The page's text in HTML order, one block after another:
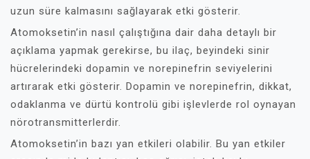
uzun süre kalmasını sağlayarak etki gösterir.
Atomoksetin’in nasıl çalıştığına dair daha detaylı bir
açıklama yapmak gerekirse, bu ilaç, beyindeki sinir
hücrelerindeki dopamin ve norepinefrin seviyelerini
artırarak etki gösterir. Dopamin ve norepinefrin, dikkat,
odaklanma ve dürtü kontrolü gibi işlevlerde rol oynayan
nörotransmitterlerdir.
Atomoksetin’in bazı yan etkileri olabilir. Bu yan etkiler